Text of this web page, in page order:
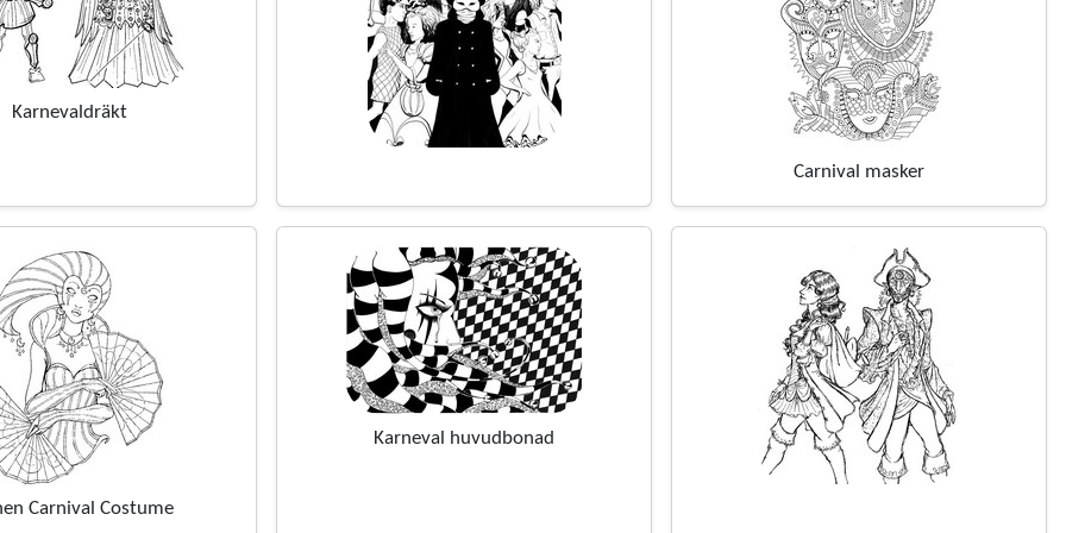
Karnevaldräkt
Carnival masker
Carnival Costume
Karneval huvudbonad